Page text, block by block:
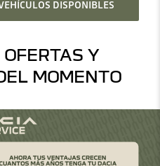
DISPONIBLES
Y
MOMENTO